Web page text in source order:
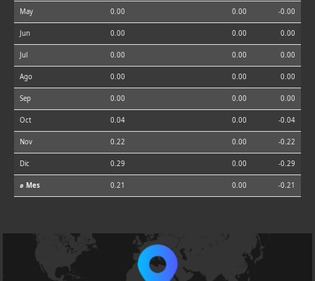
May 0.00 0.00 -0.00
Jun 0.00 0.00 0.00
Jul 0.00 0.00 0.00
Ago 0.00 0.00 0.00
Sep 0.00 0.00 0.00
Oct 0.04 0.00 -0.04
Nov 0.22 0.00 -0.22
Dic 0.29 0.00 -0.29
⌀ Mes 0.21 0.00 -0.21